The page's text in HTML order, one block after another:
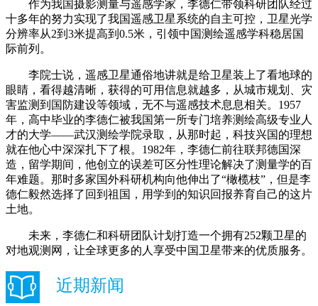
作为我国摄影测量与遥感学家，李德仁带领科研团队经过
十多年的努力实现了我国遥感卫星系统的自主可控，卫星光学
分辨率从2到3米提高到0.5米，引领中国测绘遥感学科稳居国
际前列。
李院士说，遥感卫星通俗地讲就是给卫星装上了看地球的
眼睛，看得越清晰，获得的可用信息就越多，从城市规划、灾
害监测到国防建设等领域，无不与遥感技术息息相关。1957
年，高中毕业的李德仁被我国第一所专门培养测绘高级专业人
才的大学——武汉测绘学院录取，从那时起，科技兴国的理想
就在他心中深深扎下了根。1982年，李德仁前往联邦德国深
造，留学期间，他创立的误差可区分性理论解决了测量学的百
年难题。那时多家国外科研机构向他伸出了“橄榄枝”，但是李
德仁毅然选择了回到祖国，用学到的知识回报养育自己的这片
土地。
未来，李德仁和科研团队计划打造一个拥有252颗卫星的
对地观测网，让全球更多的人享受中国卫星带来的优质服务。